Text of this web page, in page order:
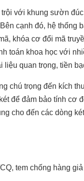
với khung sườn đúc
cạnh đó, hệ thống
khóa cơ đổi mã
toán khoa học với
quan trọng, tiền
chú trọng đến kích
để đảm bảo tính cơ
cho đến các dòng
tem chống hàng